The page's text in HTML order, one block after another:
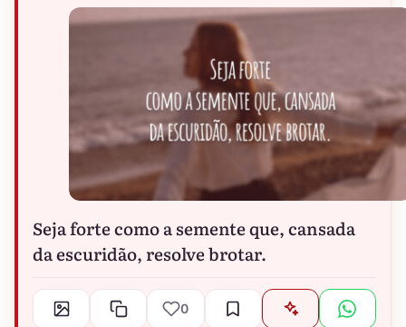
Seja forte como a semente que, cansada
da escuridão, resolve brotar.
0